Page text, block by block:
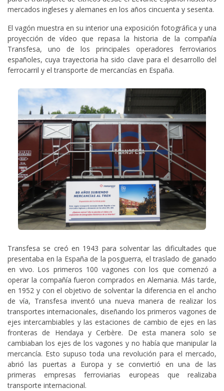
mercados ingleses y alemanes en los años cincuenta y sesenta.
El vagón muestra en su interior una exposición fotográfica y una
proyección de vídeo que repasa la historia de la compañía
Transfesa, uno de los principales operadores ferroviarios
españoles, cuya trayectoria ha sido clave para el desarrollo del
ferrocarril y el transporte de mercancías en España.
Transfesa se creó en 1943 para solventar las dificultades que
presentaba en la España de la posguerra, el traslado de ganado
en vivo. Los primeros 100 vagones con los que comenzó a
operar la compañía fueron comprados en Alemania. Más tarde,
en 1952 y con el objetivo de solventar la diferencia en el ancho
de vía, Transfesa inventó una nueva manera de realizar los
transportes internacionales, diseñando los primeros vagones de
ejes intercambiables y las estaciones de cambio de ejes en las
fronteras de Hendaya y Cerbère. De esta manera solo se
cambiaban los ejes de los vagones y no había que manipular la
mercancía. Esto supuso toda una revolución para el mercado,
abrió las puertas a Europa y se conviertió en una de las
primeras empresas ferroviarias europeas que realizaba
transporte internacional.